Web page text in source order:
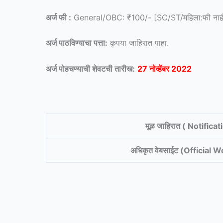
अर्ज फी : General/OBC: ₹100/- [SC/ST/महिला:फी
अर्ज पाठविण्याचा पत्ता: कृपया जाहिरात पाहा.
अर्ज पोहचण्याची शेवटची तारीख: 27 नोव्हेंबर 2022
मूळ जाहिरात (
अधिकृत वेबसाईट (Official